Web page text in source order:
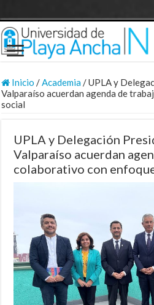
Inicio /Academia/UPLA y
Valparaíso acuerdan agenda de
social
UPLA y Delegación
Valparaíso acuerdan
colaborativo con